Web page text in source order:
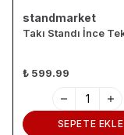
standmarket
₺ 599.99
SEPETE EKLE